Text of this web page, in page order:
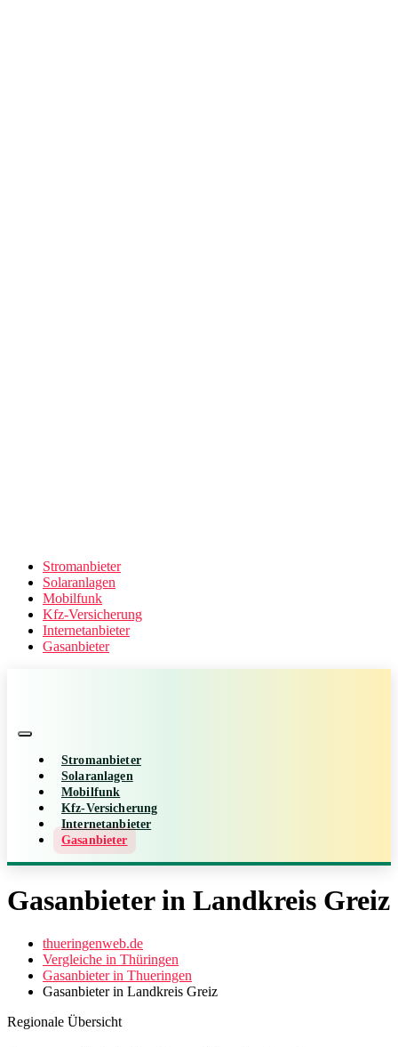
Stromanbieter
Solaranlagen
Mobilfunk
Kfz-Versicherung
Internetanbieter
Gasanbieter
Stromanbieter
Solaranlagen
Mobilfunk
Kfz-Versicherung
Internetanbieter
Gasanbieter
Gasanbieter in Landkreis Greiz
thueringenweb.de
Vergleiche in Thüringen
Gasanbieter in Thueringen
Gasanbieter in Landkreis Greiz
Regionale Übersicht